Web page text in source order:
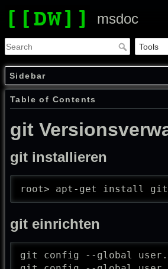
msdoc
Sidebar
Table of Contents
git
git installieren
root> apt-get install git
git einrichten
git config --global